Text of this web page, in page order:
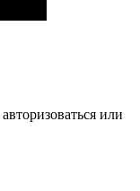
авторизоваться или